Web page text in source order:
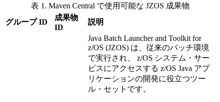
表 1. Maven Central で使用可能な JZOS 成果物
グループ ID
成果物
ID
説明
Java Batch Launcher and Toolkit for
z/OS (JZOS) は、従来のバッチ環境
で実行され、 z/OS システム・サー
ビスにアクセスする z/OS Java アプ
リケーションの開発に役立つツー
ル・セットです。